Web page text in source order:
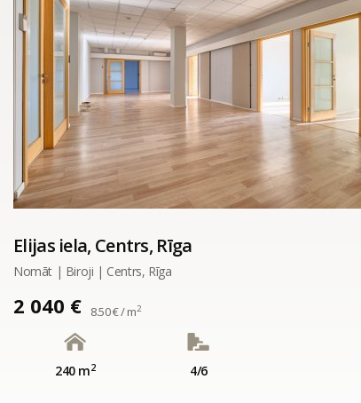
Elijas iela, Centrs, Rīga
Nomāt | Biroji | Centrs, Rīga
2 040 € 8.50 € / m2
240 m2 4/6